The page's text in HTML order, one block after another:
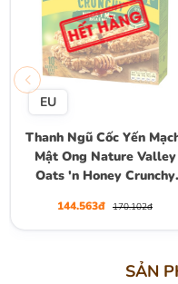
EU
Thanh Ngũ Cốc Yến
Mật Ong Nature Valley
Oats 'n Honey Crunchy
Thanh (5 Gói) , Hộp 210g
144.563đ 170.102đ
SẢN